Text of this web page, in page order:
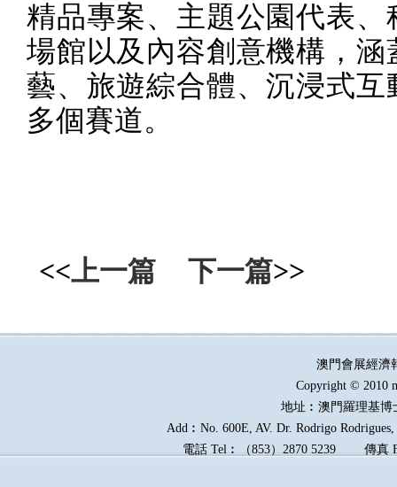
精品專案、主題公園代表、
場館以及內容創意機構，涵
藝、旅遊綜合體、沉浸式互
多個賽道。
<<上一篇 下一篇>>
澳門會展經
Copyright © 2010
地址︰澳門羅理基博
Add︰No. 600E, AV. Dr. Rodrigo
電話 Tel︰（853）2870 5239傳真